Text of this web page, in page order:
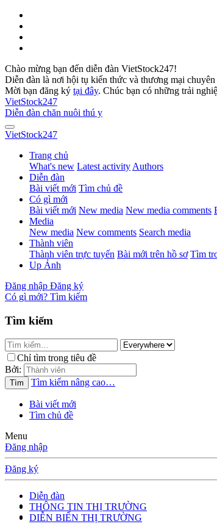
Chào mừng bạn đến diễn đàn VietStock247!
Diễn đàn là nơi hội tụ kiến thức và thương mại
Mời bạn đăng ký tại đây. Chúc bạn có những trải
VietStock247
Diễn đàn chăn nuôi thú y
VietStock247
Trang chủ
What's new Latest activity Authors
Diễn đàn
Bài viết mới Tìm chủ đề
Có gì mới
Bài viết mới New media New media comments
Media
New media New comments Search media
Thành viên
Thành viên trực tuyến Bài mới trên hồ sơ Tìm
Up Ảnh
Đăng nhập Đăng ký
Có gì mới? Tìm kiếm
Tìm kiếm
Chỉ tìm trong tiêu đề
Bởi:
Tìm Tìm kiếm nâng cao…
Bài viết mới
Tìm chủ đề
Menu
Đăng nhập
Đăng ký
Diễn đàn
THÔNG TIN THỊ TRƯỜNG
DIỄN BIẾN THỊ TRƯỜNG